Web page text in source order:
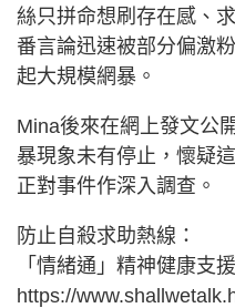
絲只拼命想刷存在感、
番言論迅速被部分偏激
起大規模網暴。
Mina後來在網上發文公
暴現象未有停止，懷疑
正對事件作深入調查。
防止自殺求助熱線：
「情緒通」精神健康支
https://